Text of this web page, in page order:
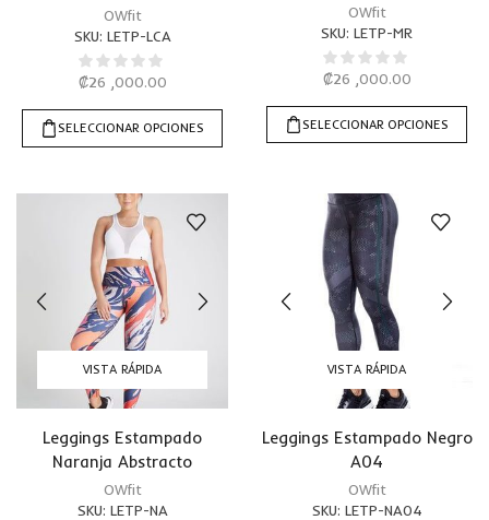
Abstractas
OWfit
SKU: LETP-LCA
₡26 ,000.00
SELECCIONAR OPCIONES
OWfit
SKU: LETP-MR
₡26 ,000.00
SELECCIONAR OPCIONES
VISTA RÁPIDA
Leggings Estampado
Naranja Abstracto
OWfit
SKU: LETP-NA
VISTA RÁPIDA
Leggings Estampado Negro
A04
OWfit
SKU: LETP-NA04